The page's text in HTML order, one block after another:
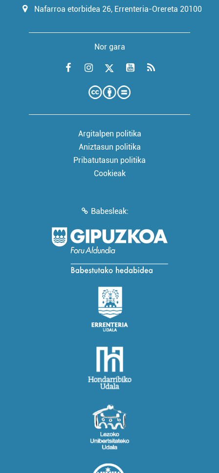
Nafarroa etorbidea 26, Errenteria-Orereta 20100
Nor gara
Argitalpen politika
Aniztasun politika
Pribatutasun politika
Cookieak
Babesleak: